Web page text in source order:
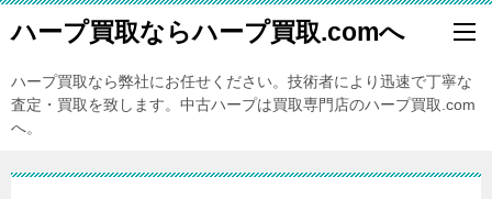
ハープ買取ならハープ買取.comへ
ハープ買取なら弊社にお任せください。技術者により迅速で丁寧な
査定・買取を致します。中古ハープは買取専門店のハープ買取.com
へ。